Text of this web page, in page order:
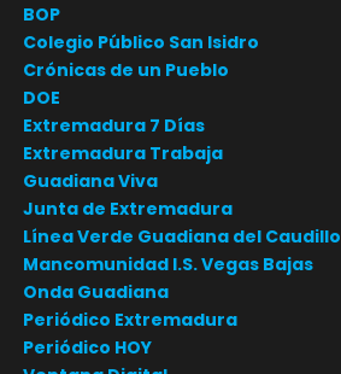
BOP
Colegio Público San Isidro
Crónicas de un Pueblo
DOE
Extremadura 7 Días
Extremadura Trabaja
Guadiana Viva
Junta de Extremadura
Línea Verde Guadiana del Caudillo
Mancomunidad I.S. Vegas Bajas
Onda Guadiana
Periódico Extremadura
Periódico HOY